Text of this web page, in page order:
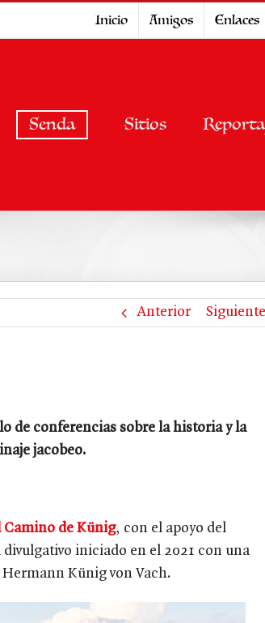
Inicio Amigos Enlaces
Senda Sitios
Anterior Siguiente
de conferencias sobre la historia y la
jacobeo.
Camino de Künig, con el apoyo del
iniciado en el 2021 con una
Künig von Vach.